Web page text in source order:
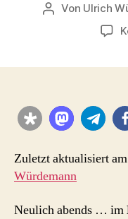
Beitragsautor
Von Ulrich
Zuletzt aktualisiert
Würdemann
Neulich abends … im